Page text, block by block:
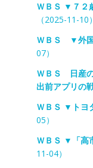
ＷＢＳ ▼７２
（2025-11-10）
ＷＢＳ ▼外国
07）
ＷＢＳ 日産
出前アプリの
ＷＢＳ ▼トヨ
05）
ＷＢＳ ▼「高
11-04）